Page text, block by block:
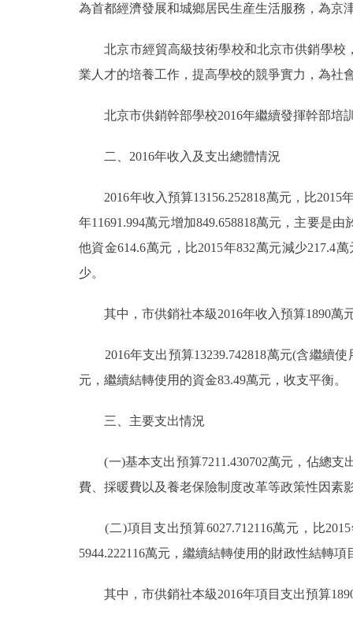
為首都經濟發展和城鄉居民生産生活服務，為京
北京市經貿高級技術學校和北京市供銷學校
業人才的培養工作，提高學校的競爭實力，為社
北京市供銷幹部學校2016年繼續發揮幹部培
二、2016年收入及支出總體情況
2016年收入預算13156.252818萬元，比2015年
年11691.994萬元增加849.658818萬元，主要是
他資金614.6萬元，比2015年832萬元減少
少。
其中，市供銷社本級2016年收入預算1890萬
2016年支出預算13239.742818萬元(含繼續使
元，繼續結轉使用的資金83.49萬元，收支平衡。
三、主要支出情況
(一)基本支出預算7211.430702萬元，佔總支出
費、採暖費以及養老保險制度改革等政策性因素
(二)項目支出預算6027.712116萬元，比2015
5944.222116萬元，繼續結轉使用的財政性結轉項
其中，市供銷社本級2016年項目支出預算